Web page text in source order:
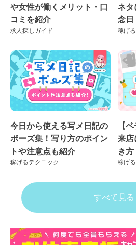
や女性が働くメリット・口
コミを紹介
求人探しガイド
ネタ
念日
き♪
稼げ
今日から使える写メ日記の
ポーズ集！写り方のポイン
トや注意点も紹介
稼げるテクニック
【
来店
き
くな
稼げ
すべて見る